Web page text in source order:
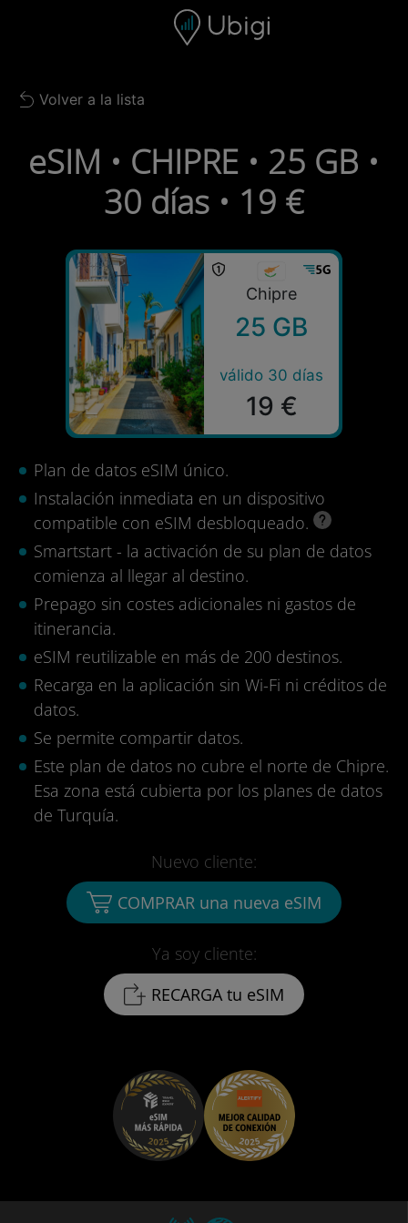
Barra de navegación
Back to list
Volver a la lista
eSIM • CHIPRE • 25 GB •
30 días • 19 €
Chipre
25 GB
válido 30 días
19 €
Plan de datos eSIM único.
Instalación inmediata en un dispositivo
compatible con eSIM desbloqueado.
Smartstart - la activación de su plan de datos
comienza al llegar al destino.
Prepago sin costes adicionales ni gastos de
itinerancia.
eSIM reutilizable en más de 200 destinos.
Recarga en la aplicación sin Wi-Fi ni créditos de
datos.
Se permite compartir datos.
Este plan de datos no cubre el norte de Chipre.
Esa zona está cubierta por los planes de datos
de Turquía.
Ya soy cliente:
RECARGA tu eSIM
Nuevo cliente:
COMPRAR una nueva eSIM